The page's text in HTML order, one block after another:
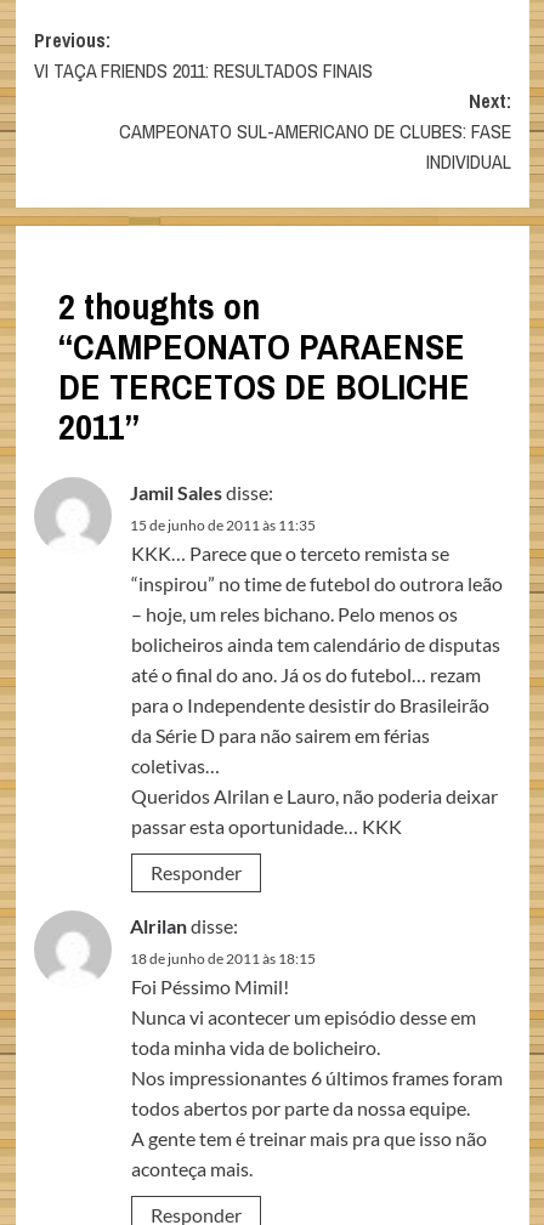
Post
navigation
Previous:
VI TAÇA FRIENDS 2011: RESULTADOS FINAIS
Next:
CAMPEONATO SUL-AMERICANO DE CLUBES: FASE
INDIVIDUAL
2 thoughts on
“CAMPEONATO PARAENSE
DE TERCETOS DE BOLICHE
2011”
Jamil Salesdisse:
15 de junho de 2011 às 11:35
KKK… Parece que o terceto remista se
“inspirou” no time de futebol do outrora leão
– hoje, um reles bichano. Pelo menos os
bolicheiros ainda tem calendário de disputas
até o final do ano. Já os do futebol… rezam
para o Independente desistir do Brasileirão
da Série D para não sairem em férias
coletivas…
Queridos Alrilan e Lauro, não poderia deixar
passar esta oportunidade… KKK
Responder
Alrilandisse:
18 de junho de 2011 às 18:15
Foi Péssimo Mimil!
Nunca vi acontecer um episódio desse em
toda minha vida de bolicheiro.
Nos impressionantes 6 últimos frames foram
todos abertos por parte da nossa equipe.
A gente tem é treinar mais pra que isso não
aconteça mais.
Responder